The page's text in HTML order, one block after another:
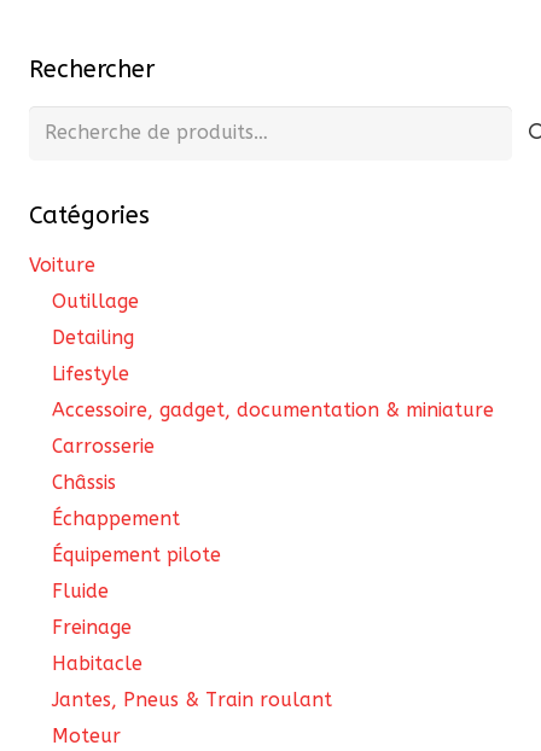
Rechercher
Recherche
Catégories
Voiture
Outillage
Detailing
Lifestyle
Accessoire, gadget, documentation & miniature
Carrosserie
Châssis
Échappement
Équipement pilote
Fluide
Freinage
Habitacle
Jantes, Pneus & Train roulant
Moteur